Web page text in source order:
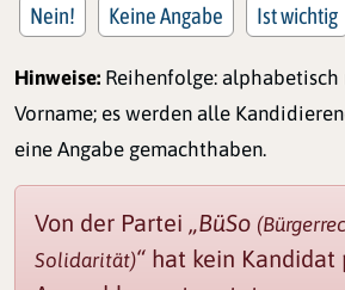
Nein!
Keine Angabe Ist wichtig
Hinweise: Reihenfolge: alphabetisch
Vorname; es werden alle
eine Angabe gemachthaben.
Von der Partei „BüSo
Solidarität)“ hat kein Kandidat